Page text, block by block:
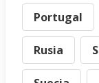
Portugal
Rusia